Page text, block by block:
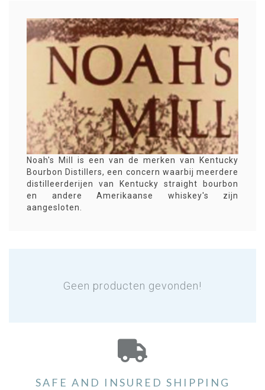
Noah's Mill is een van de merken van Kentucky
Bourbon Distillers, een concern waarbij meerdere
distilleerderijen van Kentucky straight bourbon
en andere Amerikaanse whiskey's zijn
aangesloten.
Geen producten gevonden!
SAFE AND INSURED SHIPPING